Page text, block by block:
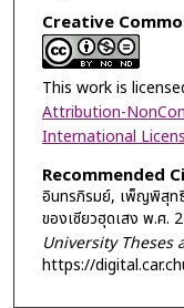
Creative
This work is
Attribution-
International
Recommended
อินทรภิรมย์, เพ็ญพิสุท
ของเซียวฮุดเสง พ.ศ.
University Theses
https://